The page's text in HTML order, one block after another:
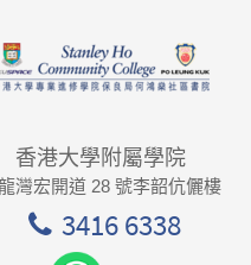
香港大學附屬學院
灣宏開道 28 號李韶伉儷樓
3416 6338